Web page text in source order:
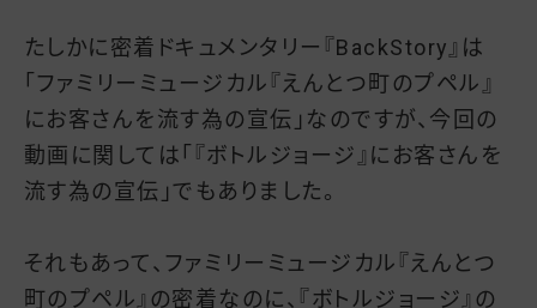
たしかに密着ドキュメンタリー『BackStory』は
「ファミリーミュージカル『えんとつ町のプペル』
にお客さんを流す為の宣伝」なのですが、今回の
動画に関しては「『ボトルジョージ』にお客さんを
流す為の宣伝」でもありました。
それもあって、ファミリーミュージカル『えんとつ
町のプペル』の密着なのに、『ボトルジョージ』の